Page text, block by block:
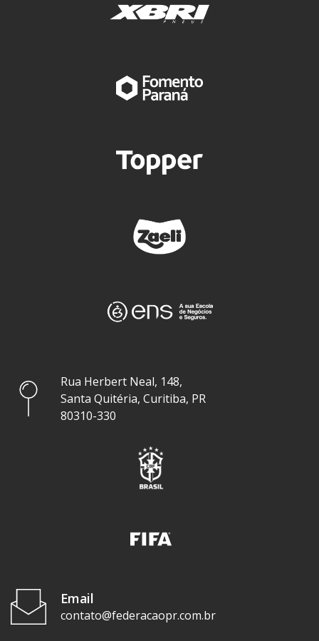
Rua Herbert Neal, 148,
Santa Quitéria, Curitiba, PR
80310-330
Email
contato@federacaopr.com.br